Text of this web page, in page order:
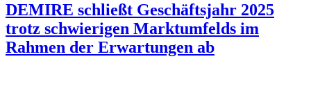
DEMIRE schließt Geschäftsjahr 2025
trotz schwierigen Marktumfelds im
Rahmen der Erwartungen ab